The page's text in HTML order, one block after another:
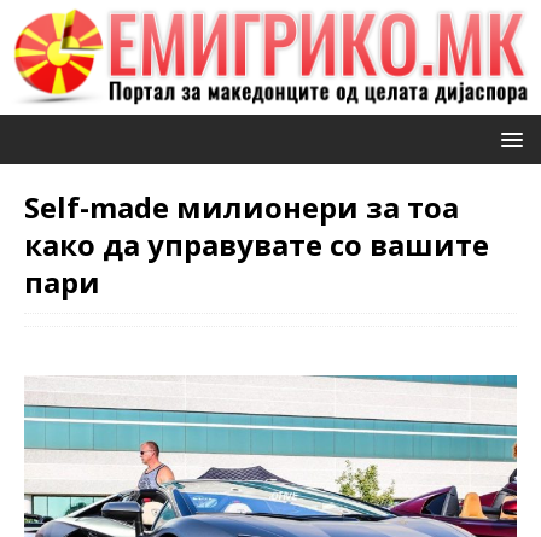
Self-made милионери за тоа
како да управувате со вашите
пари